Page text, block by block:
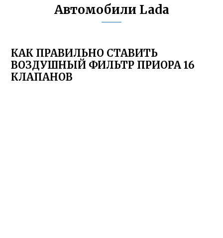
Автомобили Lada
КАК ПРАВИЛЬНО СТАВИТЬ
ВОЗДУШНЫЙ ФИЛЬТР ПРИОРА 16
КЛАПАНОВ